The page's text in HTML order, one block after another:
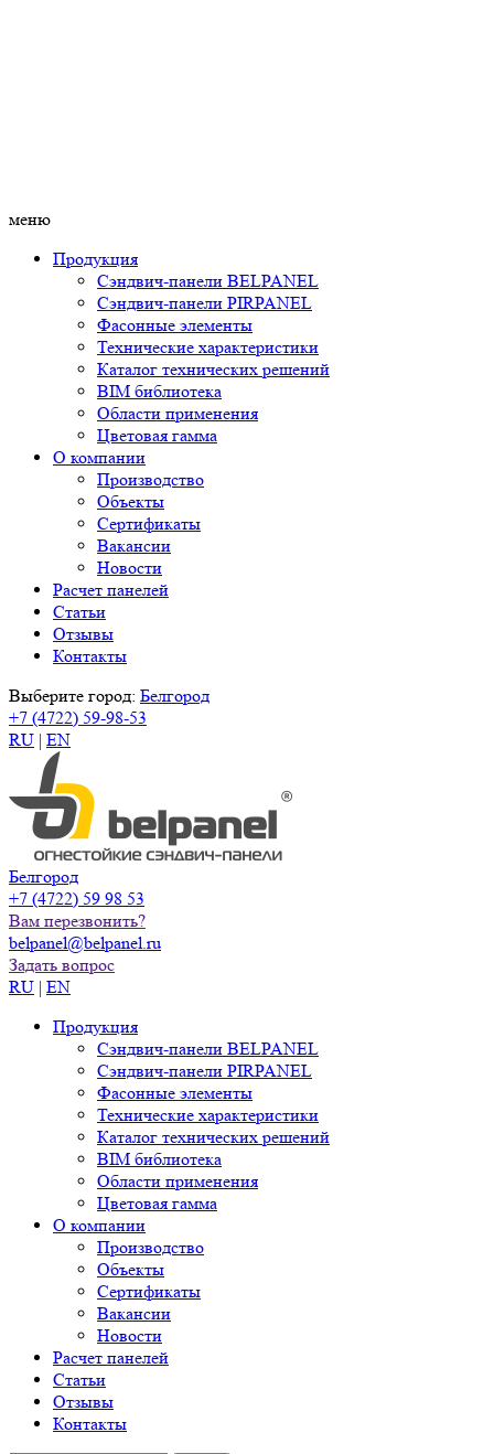
меню
Продукция
Сэндвич-панели BELPANEL
Сэндвич-панели PIRPANEL
Фасонные элементы
Технические характеристики
Каталог технических решений
BIM библиотека
Области применения
Цветовая гамма
О компании
Производство
Объекты
Сертификаты
Вакансии
Новости
Расчет панелей
Статьи
Отзывы
Контакты
Выберите город: Белгород
+7 (4722) 59-98-53
RU | EN
Белгород
+7 (4722) 59 98 53
Вам перезвонить?
belpanel@belpanel.ru
Задать вопрос
RU | EN
Продукция
Сэндвич-панели BELPANEL
Сэндвич-панели PIRPANEL
Фасонные элементы
Технические характеристики
Каталог технических решений
BIM библиотека
Области применения
Цветовая гамма
О компании
Производство
Объекты
Сертификаты
Вакансии
Новости
Расчет панелей
Статьи
Отзывы
Контакты